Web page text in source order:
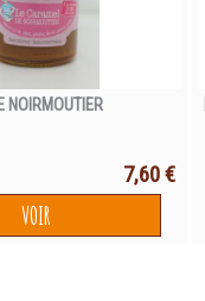
NOIRMOUTIER
7,60 €
VOIR